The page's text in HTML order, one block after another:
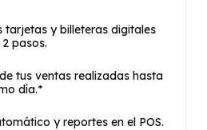
tarjetas y billeteras digitales
pasos.
tus ventas realizadas hasta
día.*
y reportes en el POS.